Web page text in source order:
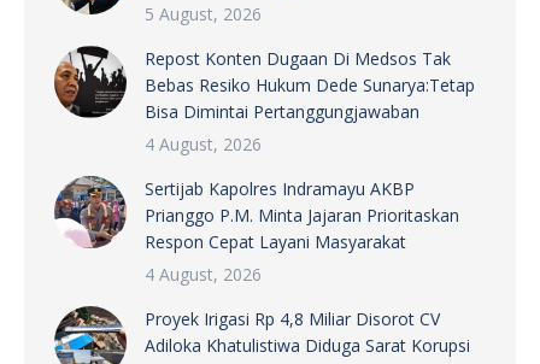
5 August, 2026
Repost Konten Dugaan Di Medsos Tak
Bebas Resiko Hukum Dede Sunarya:Tetap
Bisa Dimintai Pertanggungjawaban
4 August, 2026
Sertijab Kapolres Indramayu AKBP
Prianggo P.M. Minta Jajaran Prioritaskan
Respon Cepat Layani Masyarakat
4 August, 2026
Proyek Irigasi Rp 4,8 Miliar Disorot CV
Adiloka Khatulistiwa Diduga Sarat Korupsi